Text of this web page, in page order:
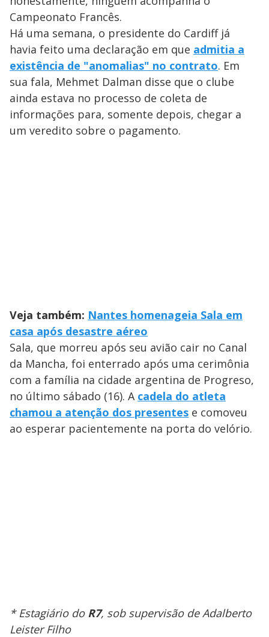
Campeonato Francês.
Há uma semana, o presidente do Cardiff já
havia feito uma declaração em que admitia a
existência de "anomalias" no contrato. Em
sua fala, Mehmet Dalman disse que o clube
ainda estava no processo de coleta de
informações para, somente depois, chegar a
um veredito sobre o pagamento.
Veja também: Nantes homenageia Sala em
casa após desastre aéreo
Sala, que morreu após seu avião cair no Canal
da Mancha, foi enterrado após uma cerimônia
com a família na cidade argentina de Progreso,
no último sábado (16). A cadela do atleta
chamou a atenção dos presentes e comoveu
ao esperar pacientemente na porta do velório.
* Estagiário do R7, sob supervisão de Adalberto
Leister Filho